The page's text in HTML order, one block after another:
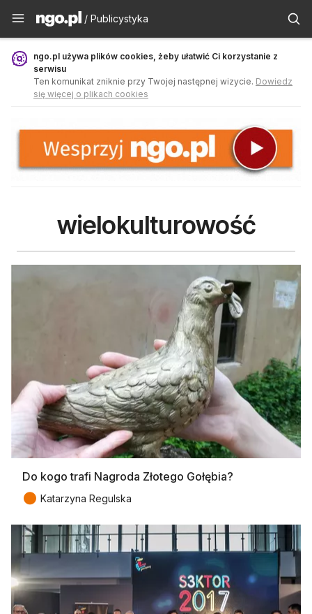
Publicystyka - ngo.pl
/ Publicystyka
ngo.pl używa plików cookies, żeby ułatwić Ci korzystanie z
serwisu
Ten komunikat zniknie przy Twojej następnej wizycie. Dowiedz
się więcej o plikach cookies
wielokulturowość
Do kogo trafi Nagroda Złotego Gołębia?
● Katarzyna Regulska